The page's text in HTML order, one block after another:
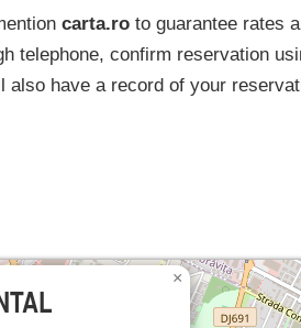
carta.ro to guarantee rates
telephone, confirm reservation
also have a record of your
×